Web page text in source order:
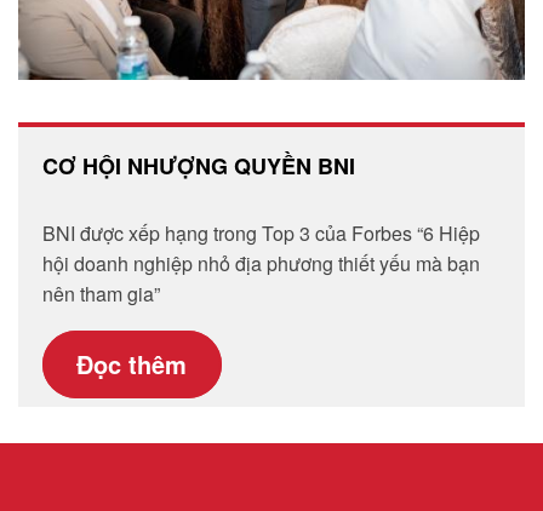
CƠ HỘI NHƯỢNG QUYỀN BNI
BNI được xếp hạng trong Top 3 của Forbes “6 Hiệp
hội doanh nghiệp nhỏ địa phương thiết yếu mà bạn
nên tham gia”
Đọc thêm